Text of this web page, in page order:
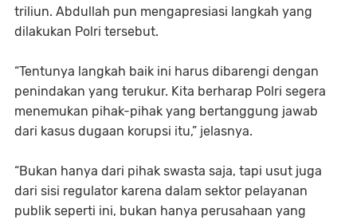
triliun. Abdullah pun mengapresiasi langkah yang
dilakukan Polri tersebut.
“Tentunya langkah baik ini harus dibarengi dengan
penindakan yang terukur. Kita berharap Polri segera
menemukan pihak-pihak yang bertanggung jawab
dari kasus dugaan korupsi itu,” jelasnya.
“Bukan hanya dari pihak swasta saja, tapi usut juga
dari sisi regulator karena dalam sektor pelayanan
publik seperti ini, bukan hanya perusahaan yang